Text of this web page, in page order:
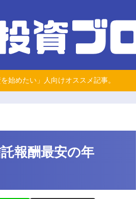
を始めたい」人向けオススメ記事。
報酬最安の年